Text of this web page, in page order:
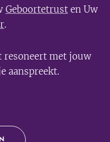
Geboortetrust en Uw
.
resoneert met jouw
aanspreekt.